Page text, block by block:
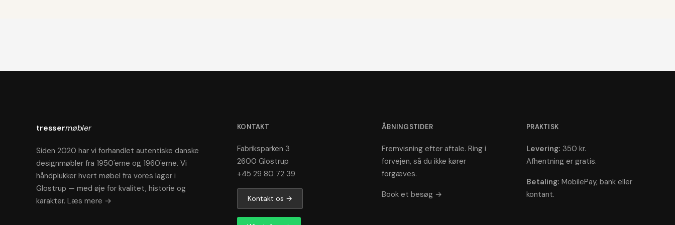
tressermøbler
Siden 2020 har vi forhandlet autentiske danske
designmøbler fra 1950'erne og 1960'erne. Vi
håndplukker hvert møbel fra vores lager i
Glostrup — med øje for kvalitet, historie og
karakter. Læs mere →
KONTAKT
Fabriksparken 3
2600 Glostrup
+45 29 80 72 39
Kontakt os →
ÅBNINGSTIDER
Fremvisning efter aftale. Ring i
forvejen, så du ikke kører
forgæves.
Book et besøg →
PRAKTISK
Levering: 350 kr.
Afhentning er gratis.
Betaling: MobilePay, bank eller
kontant.